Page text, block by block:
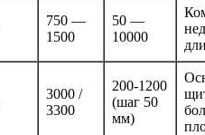
750 —
1500
50 —
10000
3000 /
3300
200-1200
(шаг 50
мм)